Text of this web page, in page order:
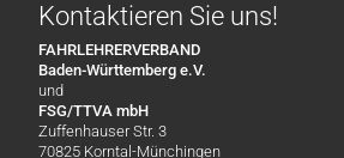
Kontaktieren Sie uns!
FAHRLEHRERVERBAND
Baden-Württemberg e.V.
und
FSG/TTVA mbH
Zuffenhauser Str. 3
70825 Korntal-Münchingen